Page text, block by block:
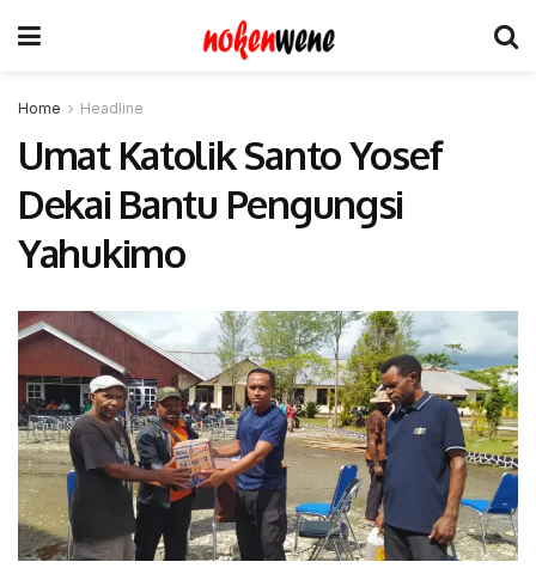
Home Headline
Umat Katolik Santo Yosef
Dekai Bantu Pengungsi
Yahukimo